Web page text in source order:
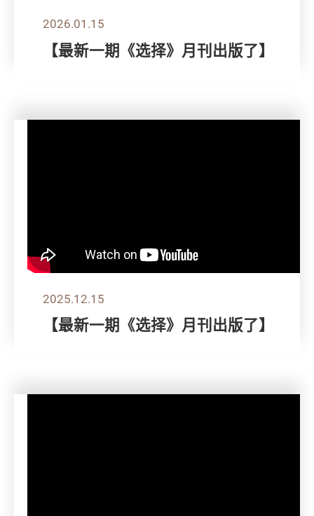
2026.01.15
【最新一期《选择》月刊出版了】
2025.12.15
【最新一期《选择》月刊出版了】